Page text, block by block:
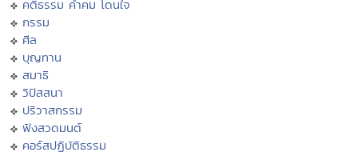
คติธรรม คำคม โดนใจ
กรรม
ศีล
บุญทาน
สมาธิ
วิปัสสนา
ปริวาสกรรม
ฟังสวดมนต์
คอร์สปฏิบัติธรรม